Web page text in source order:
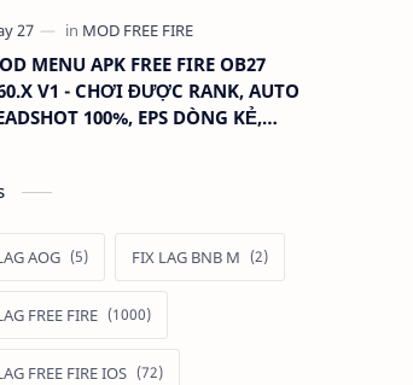
MENU APK FREE FIRE OB27
V1 - CHƠI ĐƯỢC RANK, AUTO
100%, EPS DÒNG KẺ,
AOG FIX LAG BNB M
FREE FIRE
FREE FIRE IOS